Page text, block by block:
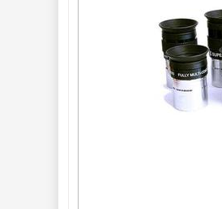
ED a Flat Field 12
Měřící, s mřížkou 6